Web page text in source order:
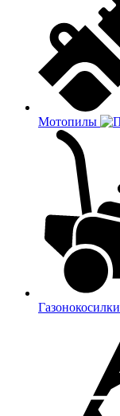
Мотопилы
Газонокосилки